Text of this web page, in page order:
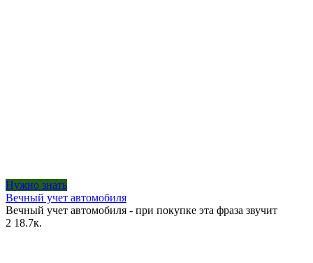
Нужно знать
Вечный учет автомобиля
Вечный учет автомобиля - при покупке эта фраза звучит
2 18.7к.